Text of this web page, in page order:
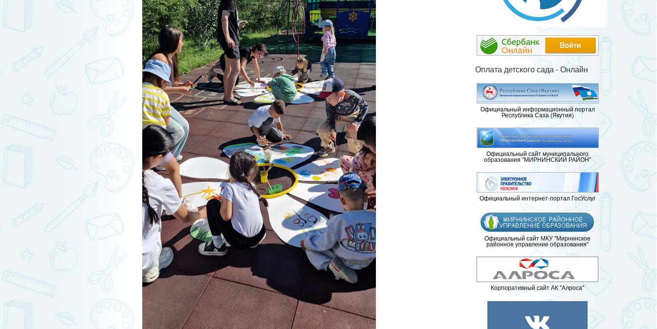
Оплата детского сада - Онлайн
Официальный информационный портал
Республика Саха (Якутия)
Официальный сайт муниципального
образования "МИРНИНСКИЙ РАЙОН"
Официальный интернет-портал ГосУслуг
Официальный сайт МКУ "Мирнинское
районное управление образования"
Корпоративный сайт АК "Алроса"